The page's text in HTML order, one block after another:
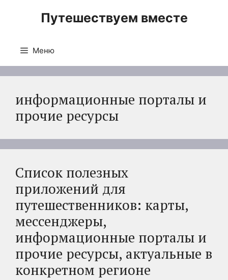
Путешествуем вместе
Меню
информационные порталы и
прочие ресурсы
Список полезных
приложений для
путешественников: карты,
мессенджеры,
информационные порталы и
прочие ресурсы, актуальные в
конкретном регионе